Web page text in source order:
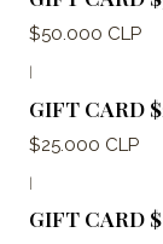
$50.000 CLP
GIFT CARD
$25.000 CLP
|
GIFT CARD